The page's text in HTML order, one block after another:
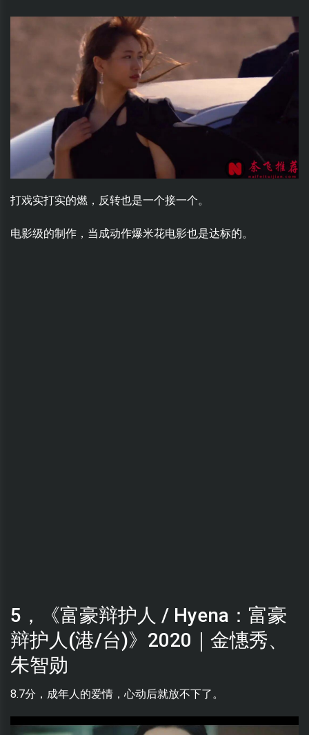
打戏实打实的燃，反转也是一个接一个。
电影级的制作，当成动作爆米花电影也是达标的。
5，《富豪辩护人 / Hyena：富豪
辩护人(港/台)》2020｜金憓秀、
朱智勋
8.7分，成年人的爱情，心动后就放不下了。